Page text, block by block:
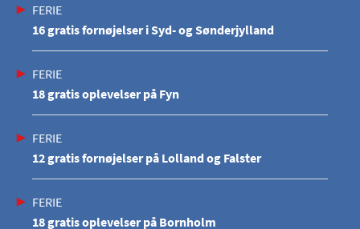
FERIE
16 gratis fornøjelser i Syd- og Sønderjylland
FERIE
18 gratis oplevelser på Fyn
FERIE
12 gratis fornøjelser på Lolland og Falster
FERIE
18 gratis oplevelser på Bornholm